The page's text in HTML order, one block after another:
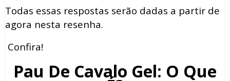
Todas essas respostas serão dadas a partir de
agora nesta resenha.
Confira!
Pau De Cavalo Gel: O Que